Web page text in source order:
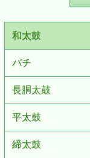
和太鼓
バチ
長胴太鼓
平太鼓
締太鼓